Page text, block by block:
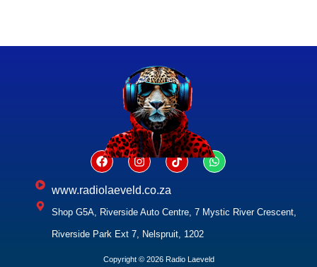
www.radiolaeveld.co.za
Shop G5A, Riverside Auto Centre, 7 Mystic River Crescent,
Riverside Park Ext 7, Nelspruit, 1202
Copyright © 2026 Radio Laeveld